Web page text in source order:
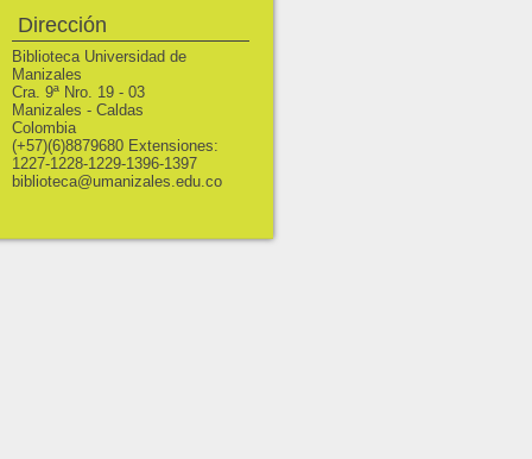
Dirección
Biblioteca Universidad de
Manizales
Cra. 9ª Nro. 19 - 03
Manizales - Caldas
Colombia
(+57)(6)8879680 Extensiones:
1227-1228-1229-1396-1397
biblioteca@umanizales.edu.co